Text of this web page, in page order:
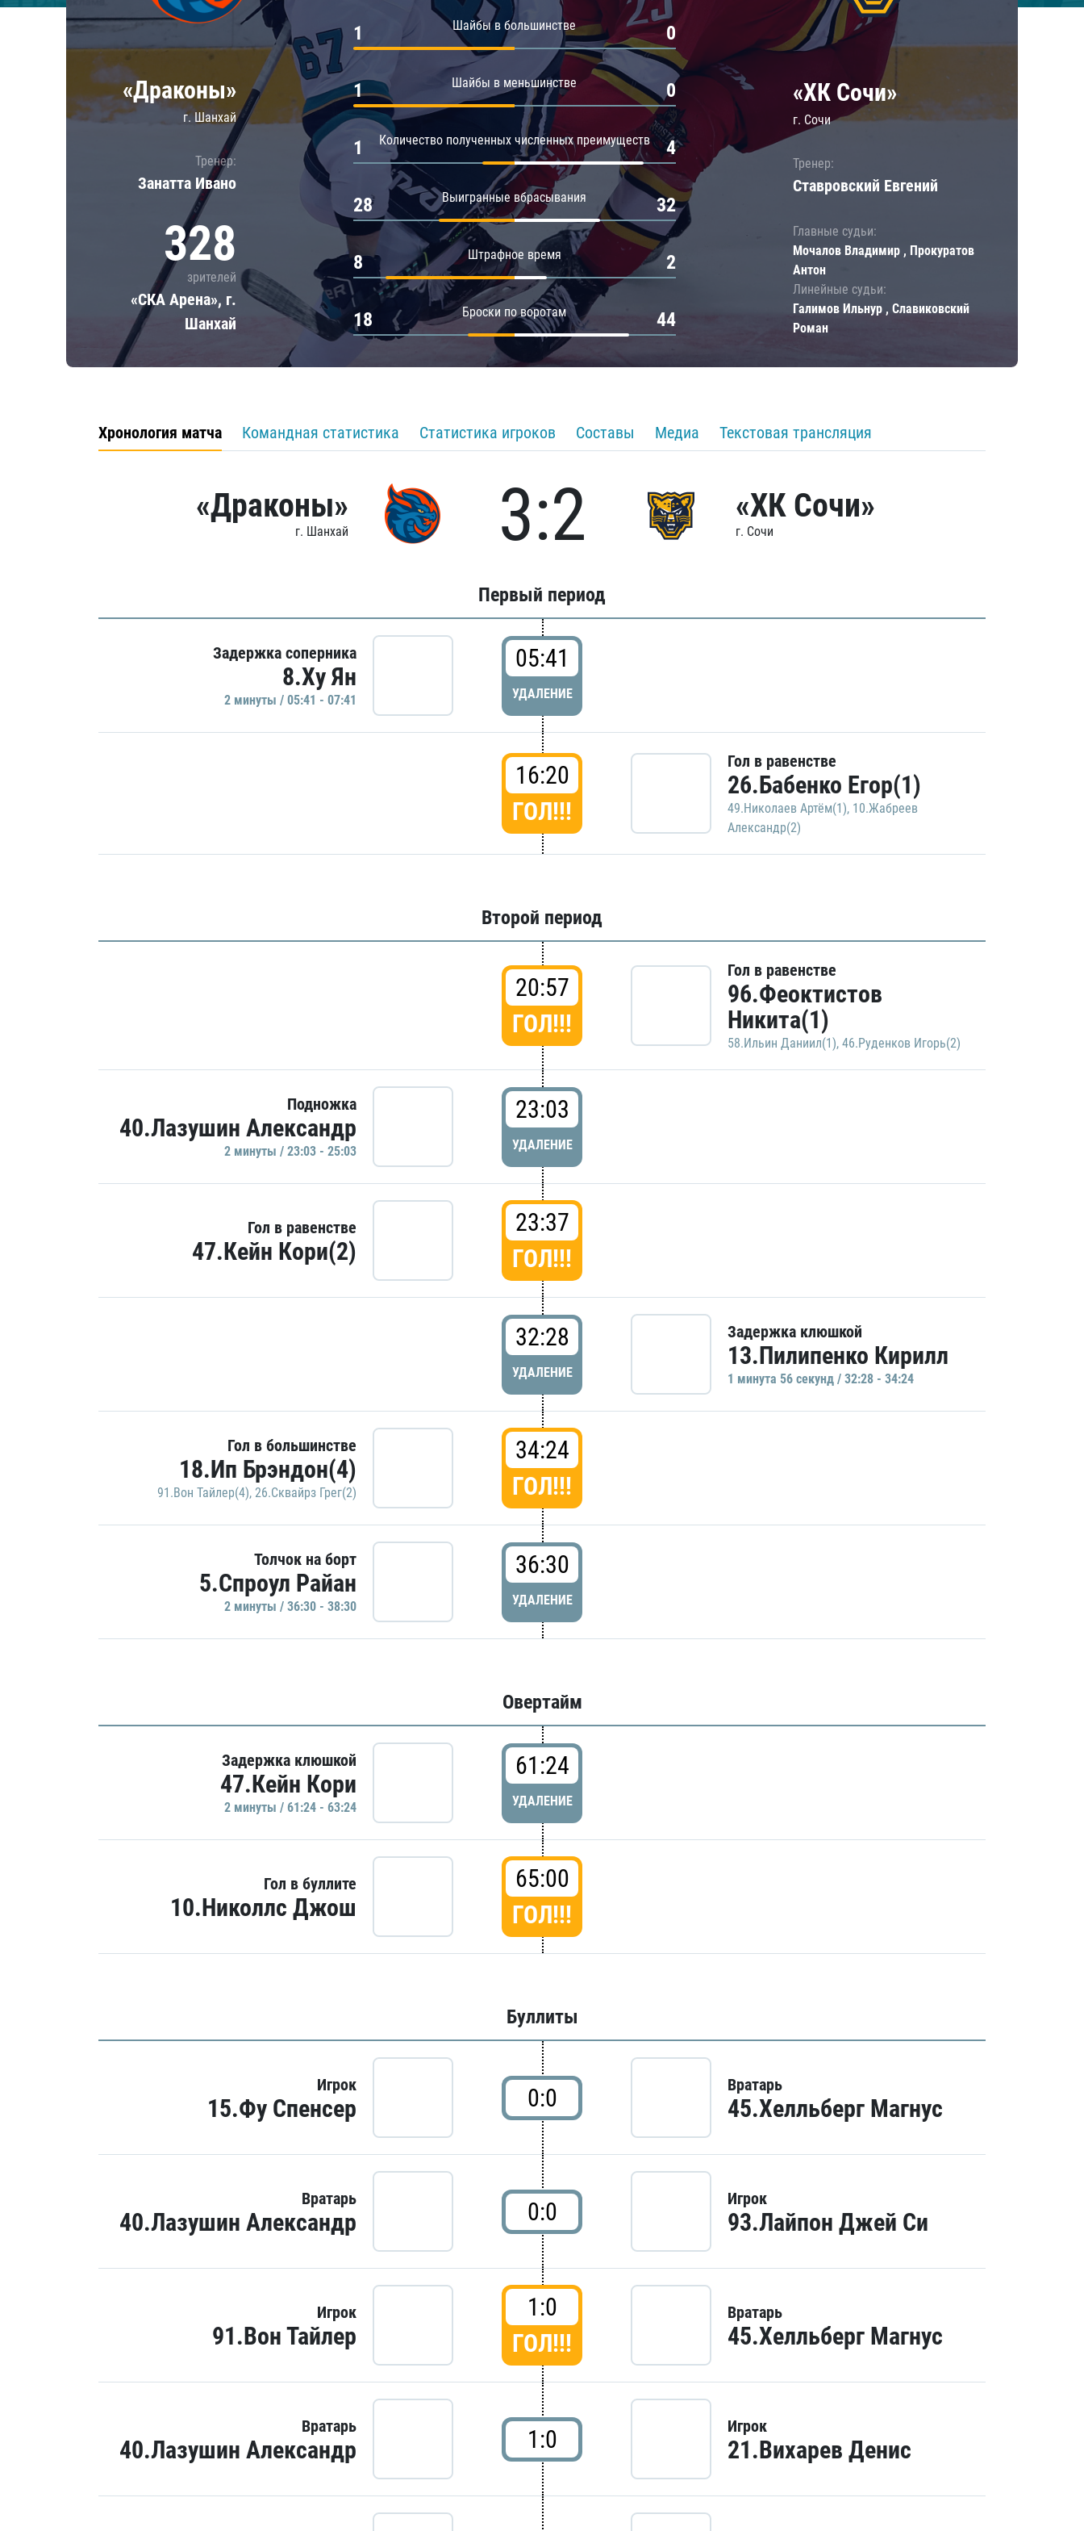
Локомотив
Шанхайские Драконы
Амур
Барыс
Салават Юлаев
«Драконы»
г. Шанхай
Тренер:
Занатта Иванo
328
зрителей
«СКА Арена», г.
Шанхай
Шайбы в большинстве
1 0
Шайбы в меньшинстве
1 0
Количество полученных численных преимуществ
1 4
Выигранные вбрасывания
28 32
Штрафное время
8 2
Броски по воротам
18 44
«ХК Сочи»
г. Сочи
Тренер:
Ставровский Евгений
Главные судьи:
Мочалов Владимир , Прокуратов
Антон
Линейные судьи:
Галимов Ильнур , Славиковский
Роман
Хронология матча Командная статистика Статистика игроков Составы Медиа Текстовая трансляция
«Драконы»
г. Шанхай 3:2 «ХК Сочи»
г. Сочи
Первый период
Задержка соперника
8.Ху Ян
2 минуты / 05:41 - 07:41
05:41
УДАЛЕНИЕ
16:20
ГОЛ!!!
Гол в равенстве
26.Бабенко Егор(1)
49.Николаев Артём(1), 10.Жабреев
Александр(2)
Второй период
20:57
ГОЛ!!!
Гол в равенстве
96.Феоктистов
Никита(1)
58.Ильин Даниил(1), 46.Руденков Игорь(2)
Подножка
40.Лазушин Александр
2 минуты / 23:03 - 25:03
23:03
УДАЛЕНИЕ
Гол в равенстве
47.Кейн Кори(2)
23:37
ГОЛ!!!
32:28
УДАЛЕНИЕ
Задержка клюшкой
13.Пилипенко Кирилл
1 минутa 56 секунд / 32:28 - 34:24
Гол в большинстве
18.Ип Брэндон(4)
91.Вон Тайлер(4), 26.Сквайрз Грег(2)
34:24
ГОЛ!!!
Толчок на борт
5.Спроул Райан
2 минуты / 36:30 - 38:30
36:30
УДАЛЕНИЕ
Овертайм
Задержка клюшкой
47.Кейн Кори
2 минуты / 61:24 - 63:24
61:24
УДАЛЕНИЕ
Гол в буллите
10.Николлс Джош
65:00
ГОЛ!!!
Буллиты
Игрок
15.Фу Спенсер 0:0 Вратарь
45.Хелльберг Магнус
Вратарь
40.Лазушин Александр 0:0 Игрок
93.Лайпон Джей Си
Игрок
91.Вон Тайлер
1:0
ГОЛ!!!
Вратарь
45.Хелльберг Магнус
Вратарь
40.Лазушин Александр 1:0 Игрок
21.Вихарев Денис